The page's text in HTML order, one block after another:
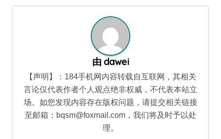
航
由 dawei
【声明】：184手机网内容转载自互联网，其相关
言论仅代表作者个人观点绝非权威，不代表本站立
场。如您发现内容存在版权问题，请提交相关链接
至邮箱：bqsm@foxmail.com，我们将及时予以处
理。